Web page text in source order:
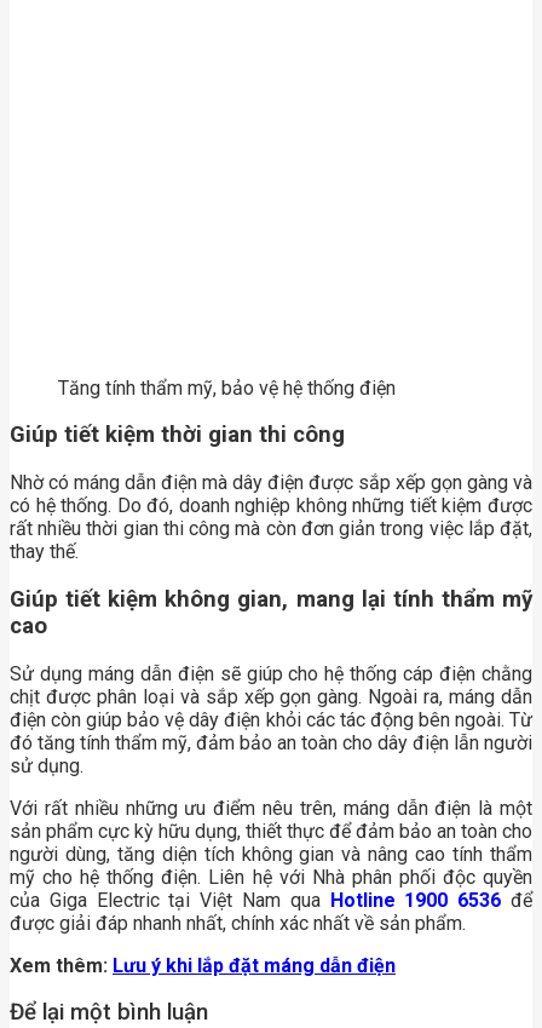
Tăng tính thẩm mỹ, bảo vệ hệ thống điện
Giúp tiết kiệm thời gian thi công
Nhờ có máng dẫn điện mà dây điện được sắp xếp gọn gàng và
có hệ thống. Do đó, doanh nghiệp không những tiết kiệm được
rất nhiều thời gian thi công mà còn đơn giản trong việc lắp đặt,
thay thế.
Giúp tiết kiệm không gian, mang lại tính thẩm mỹ
cao
Sử dụng máng dẫn điện sẽ giúp cho hệ thống cáp điện chằng
chịt được phân loại và sắp xếp gọn gàng. Ngoài ra, máng dẫn
điện còn giúp bảo vệ dây điện khỏi các tác động bên ngoài. Từ
đó tăng tính thẩm mỹ, đảm bảo an toàn cho dây điện lẫn người
sử dụng.
Với rất nhiều những ưu điểm nêu trên, máng dẫn điện là một
sản phẩm cực kỳ hữu dụng, thiết thực để đảm bảo an toàn cho
người dùng, tăng diện tích không gian và nâng cao tính thẩm
mỹ cho hệ thống điện. Liên hệ với Nhà phân phối độc quyền
của Giga Electric tại Việt Nam qua Hotline 1900 6536 để
được giải đáp nhanh nhất, chính xác nhất về sản phẩm.
Xem thêm: Lưu ý khi lắp đặt máng dẫn điện
Để lại một bình luận